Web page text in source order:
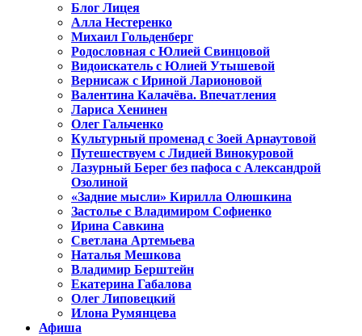
Блог Лицея
Алла Нестеренко
Михаил Гольденберг
Родословная с Юлией Свинцовой
Видоискатель с Юлией Утышевой
Вернисаж с Ириной Ларионовой
Валентина Калачёва. Впечатления
Лариса Хенинен
Олег Гальченко
Культурный променад с Зоей Арнаутовой
Путешествуем с Лидией Винокуровой
Лазурный Берег без пафоса с Александрой
Озолиной
«Задние мысли» Кирилла Олюшкина
Застолье с Владимиром Софиенко
Ирина Савкина
Светлана Артемьева
Наталья Мешкова
Владимир Берштейн
Екатерина Габалова
Олег Липовецкий
Илона Румянцева
Афиша